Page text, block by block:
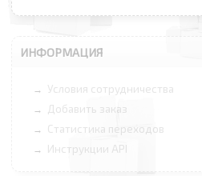
ИНФОРМАЦИЯ
→ Условия сотрудничества
→ Добавить заказ
→ Статистика переходов
→ Инструкции API